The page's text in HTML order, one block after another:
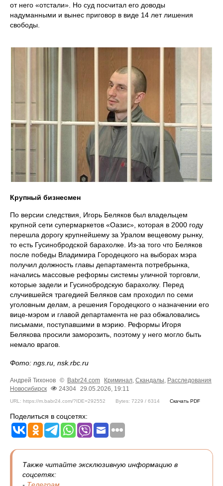
от него «отстали». Но суд посчитал его доводы
надуманными и вынес приговор в виде 14 лет лишения
свободы.
Крупный бизнесмен
По версии следствия, Игорь Беляков был владельцем
крупной сети супермаркетов «Оазис», которая в 2000 году
перешла дорогу крупнейшему за Уралом вещевому рынку,
то есть Гусинобродской барахолке. Из-за того что Беляков
после победы Владимира Городецкого на выборах мэра
получил должность главы департамента потребрынка,
начались массовые реформы системы уличной торговли,
которые задели и Гусинобродскую барахолку. Перед
случившейся трагедией Беляков сам проходил по семи
уголовным делам, а решения Городецкого о назначении его
вице-мэром и главой департамента не раз обжаловались
письмами, поступавшими в мэрию. Реформы Игоря
Белякова просили заморозить, поэтому у него могло быть
немало врагов.
Фото: ngs.ru, nsk.rbc.ru
Андрей Тихонов © Babr24.com Криминал, Скандалы, Расследования
Новосибирск
24304 29.05.2026, 19:11
URL: https://m.babr24.com/?IDE=292552 Bytes: 7229 / 6314 Скачать PDF
Поделиться в соцсетях:
Также читайте эксклюзивную информацию в
соцсетях: